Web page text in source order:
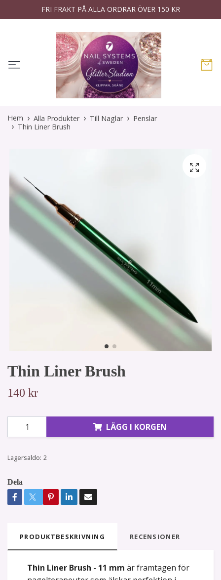
FRI FRAKT PÅ ALLA ORDRAR ÖVER 150 KR
Hem Alla Produkter Till Naglar
Penslar
Thin Liner Brush
Thin Liner Brush
140 kr
LÄGG I KORGEN
Lagersaldo: 2
Dela
PRODUKTBESKRIVNING RECENSIONER
Thin Liner Brush - 11 mm är framtagen för